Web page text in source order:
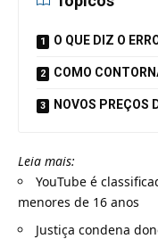
O QUE DIZ O
COMO
NOVOS PREÇOS
Leia mais:
YouTube é
menores de 16 anos
Justiça condena